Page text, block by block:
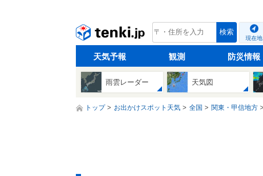
tenki.jp 検索
現在地
天気予報 観測 防災情報
雨雲レーダー 天気図
トップ お出かけスポット天気 全国 関東・甲信地方